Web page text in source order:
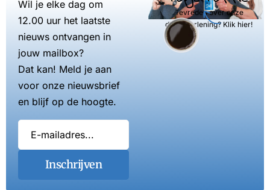
Wil je elke dag om
12.00 uur het laatste
nieuws ontvangen in
jouw mailbox?
Dat kan! Meld je aan
voor onze nieuwsbrief
en blijf op de hoogte.
Inschrijven
Tevreden over onze
dienstverlening? Klik hier!